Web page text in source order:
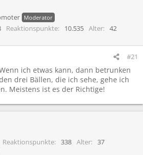
Moderator
Reaktionspunkte 10.535 Alter
42
#21
ich etwas kann, dann betrunken
drei Bällen, die ich sehe, gehe ich
Meistens ist es der Richtige!
Reaktionspunkte 338 Alter
37